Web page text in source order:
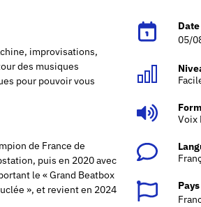
improvisations,
des musiques
pour pouvoir vous
de France de
puis en 2020 avec
le « Grand Beatbox
», et revient en 2024
05/
Voix